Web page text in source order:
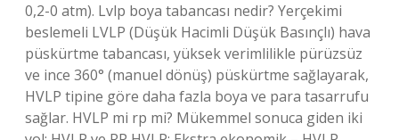
0,2-0 atm). Lvlp boya tabancası nedir? Yerçekimi
beslemeli LVLP (Düşük Hacimli Düşük Basınçlı) hava
püskürtme tabancası, yüksek verimlilikle pürüzsüz
ve ince 360° (manuel dönüş) püskürtme sağlayarak,
HVLP tipine göre daha fazla boya ve para tasarrufu
sağlar. HVLP mi rp mi? Mükemmel sonuca giden iki